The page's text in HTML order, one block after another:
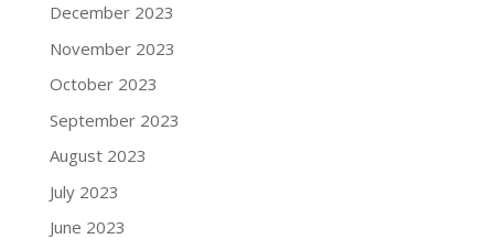
December 2023
November 2023
October 2023
September 2023
August 2023
July 2023
June 2023